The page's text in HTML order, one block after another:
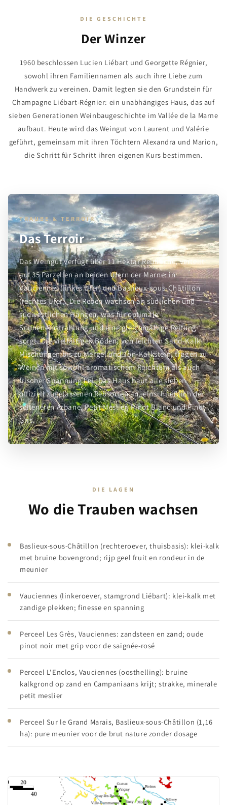
DIE GESCHICHTE
Der Winzer
1960 beschlossen Lucien Liébart und Georgette Régnier,
sowohl ihren Familiennamen als auch ihre Liebe zum
Handwerk zu vereinen. Damit legten sie den Grundstein für
Champagne Liébart-Régnier: ein unabhängiges Haus, das auf
sieben Generationen Weinbaugeschichte im Vallée de la Marne
aufbaut. Heute wird das Weingut von Laurent und Valérie
geführt, gemeinsam mit ihren Töchtern Alexandra und Marion,
die Schritt für Schritt ihren eigenen Kurs bestimmen.
TRAUBE & TERROIR
Das Terroir
Das Weingut verfügt über 11 Hektar Rebfläche, verteilt
auf 35 Parzellen an beiden Ufern der Marne: in
Vauciennes (linkes Ufer) und Baslieux-sous-Châtillon
(rechtes Ufer). Die Reben wachsen an südlichen und
südwestlichen Hängen, was für optimale
Sonneneinstrahlung und eine gleichmäßige Reifung
sorgt. Die vielfältigen Böden, von leichten Sand-Kalk-
Mischungen bis zu Mergel und Ton-Kalkstein, tragen zu
Weinen mit sowohl aromatischem Reichtum als auch
frischer Spannung bei. Das Haus baut alle sieben
offiziell zugelassenen Rebsorten an, einschließlich der
selteneren Arbane, Petit Meslier, Pinot Blanc und Pinot
Gris.
DIE LAGEN
Wo die Trauben wachsen
Baslieux-sous-Châtillon (rechteroever, thuisbasis): klei-kalk
met bruine bovengrond; rijp geel fruit en rondeur in de
meunier
Vauciennes (linkeroever, stamgrond Liébart): klei-kalk met
zandige plekken; finesse en spanning
Perceel Les Grès, Vauciennes: zandsteen en zand; oude
pinot noir met grip voor de saignée-rosé
Perceel L'Enclos, Vauciennes (oosthelling): bruine
kalkgrond op zand en Campaniaans krijt; strakke, minerale
petit meslier
Perceel Sur le Grand Marais, Baslieux-sous-Châtillon (1,16
ha): pure meunier voor de brut nature zonder dosage